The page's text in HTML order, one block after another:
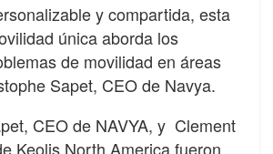
y compartida, esta
única aborda los
de movilidad en áreas
Sapet, CEO de Navya.
CEO de NAVYA, y Clement
Keolis North America fueron